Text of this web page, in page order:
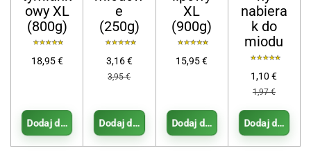
owy XL
(800g)
18,95 €
Dodaj do koszyka
e
(250g)
3,16 €
3,95 €
Dodaj do koszyka
XL
(900g)
15,95 €
Dodaj do koszyka
nabiera
k do
miodu
1,10 €
1,97 €
Dodaj do